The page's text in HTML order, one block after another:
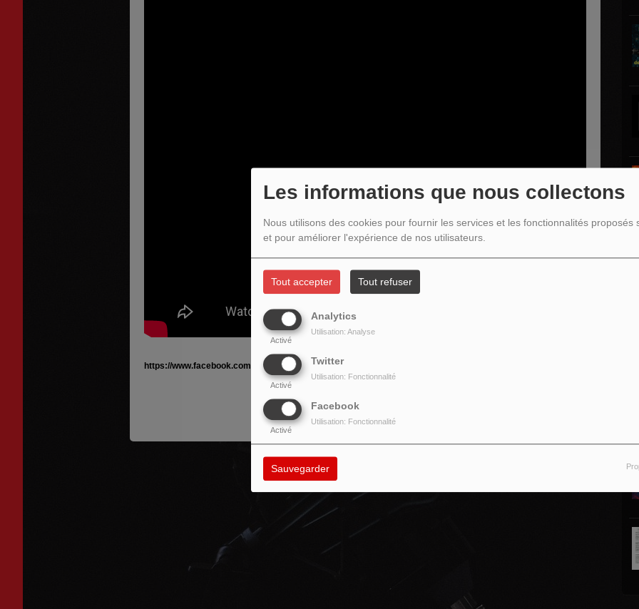
Les informations que nous collectons
Nous utilisons des cookies pour fournir les services et les fonctionnalités proposés
et pour améliorer l'expérience de nos utilisateurs.
Tout accepter Tout refuser
Analytics
Activé
Utilisation: Analyse
Twitter
Activé
Utilisation: Fonctionnalité
Facebook
Activé
Utilisation: Fonctionnalité
Sauvegarder
https://www.facebook.com/profile.php?id=100063616980223&locale=fr_FR